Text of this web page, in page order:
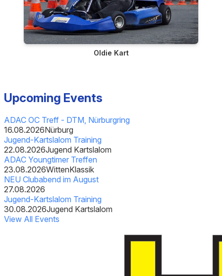
Oldie Kart
Upcoming Events
ADAC OC Treff - DTM, Nürburgring
16.08.2026Nürburg
Jugend-Kartslalom Training
22.08.2026Jugend Kartslalom
ADAC Youngtimer Treffen
23.08.2026WittenKlassik
NEU Clubabend im August
27.08.2026
Jugend-Kartslalom Training
30.08.2026Jugend Kartslalom
View All Events